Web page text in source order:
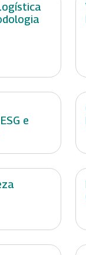
e